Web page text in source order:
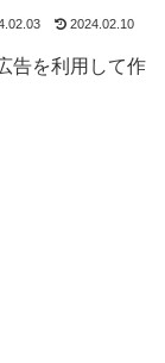
2024.02.10
告を利用して作